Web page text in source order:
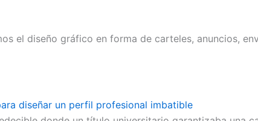
el diseño gráfico en forma de carteles, anuncios,
diseñar un perfil profesional imbatible